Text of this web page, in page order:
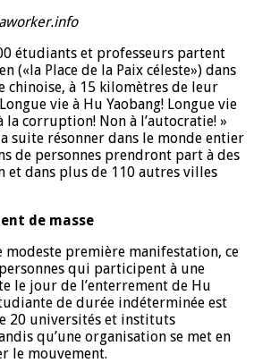
étudiants et professeurs partent
(«la Place de la Paix céleste») dans
chinoise, à 15 kilomètres de leur
vie à Hu Yaobang! Longue vie
la corruption! Non à l’autocratie! »
suite résonner dans le monde entier
de personnes prendront part à des
et dans plus de 110 autres villes
de masse
modeste première manifestation, ce
qui participent à une
le jour de l’enterrement de Hu
de durée indéterminée est
20 universités et instituts
qu’une organisation se met en
le mouvement.